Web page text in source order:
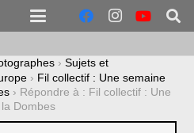
› Sujets et
› Fil collectif : Une semaine
› Répondre à : Fil collectif : Une
Dombes